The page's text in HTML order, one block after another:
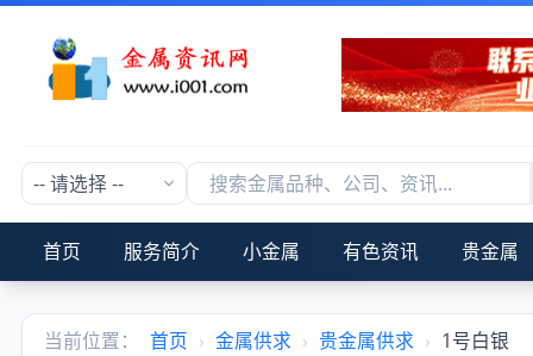
首页 服务简介 小金属 有色资讯 贵金属
当前位置： 首页 › 金属供求 › 贵金属供求 › 1号白银